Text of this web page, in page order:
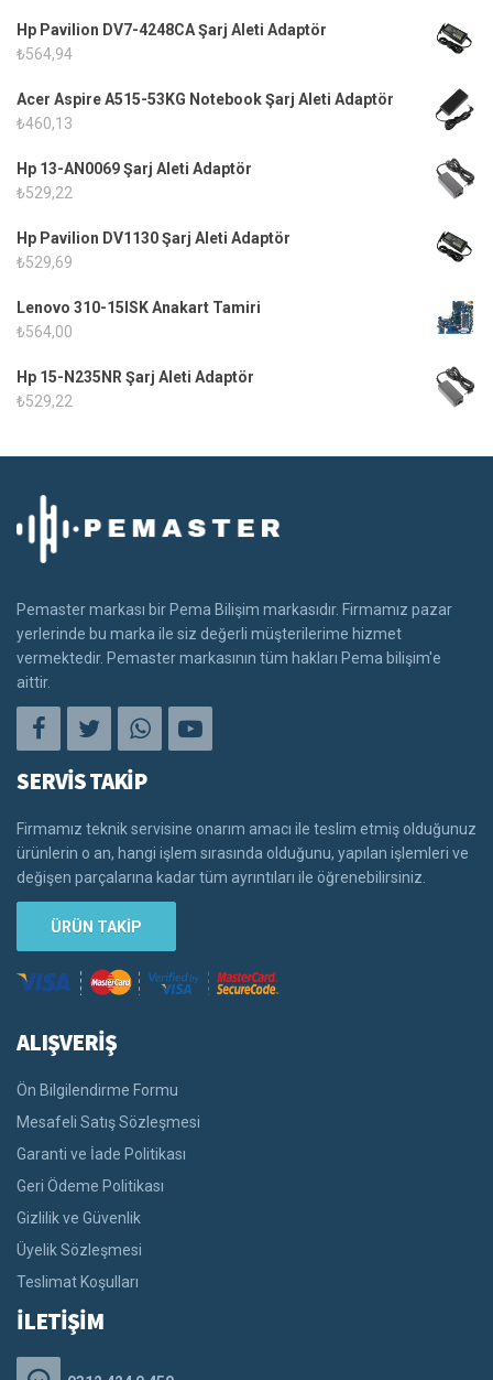
Hp Pavilion DV7-4248CA Şarj Aleti Adaptör
₺564,94
Acer Aspire A515-53KG Notebook Şarj Aleti Adaptör
₺460,13
Hp 13-AN0069 Şarj Aleti Adaptör
₺529,22
Hp Pavilion DV1130 Şarj Aleti Adaptör
₺529,69
Lenovo 310-15ISK Anakart Tamiri
₺564,00
Hp 15-N235NR Şarj Aleti Adaptör
₺529,22
Pemaster markası bir Pema Bilişim markasıdır. Firmamız pazar
yerlerinde bu marka ile siz değerli müşterilerime hizmet
vermektedir. Pemaster markasının tüm hakları Pema bilişim'e
aittir.
SERVİS TAKİP
Firmamız teknik servisine onarım amacı ile teslim etmiş olduğunuz
ürünlerin o an, hangi işlem sırasında olduğunu, yapılan işlemleri ve
değişen parçalarına kadar tüm ayrıntıları ile öğrenebilirsiniz.
ÜRÜN TAKİP
ALIŞVERİŞ
Ön Bilgilendirme Formu
Mesafeli Satış Sözleşmesi
Garanti ve İade Politikası
Geri Ödeme Politikası
Gizlilik ve Güvenlik
Üyelik Sözleşmesi
Teslimat Koşulları
İLETİŞİM